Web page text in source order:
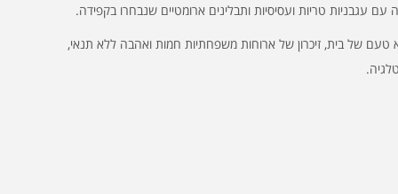
עגבניות טריות ועסיסיות ותבלינים ארומטיים שנבחרו בקפידה.
של בית, זיכרון של ארוחות משפחתיות חמות ואהבה ללא תנאי,